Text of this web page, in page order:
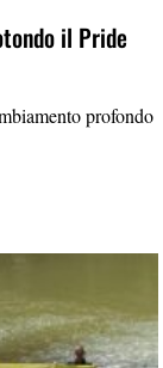
il Pride
profondo